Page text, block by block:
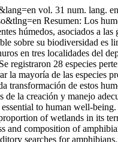
vol. 31 num. lang. en
Resumen: Los
húmedos, asociados a
sobre su biodiversidad es
en tres localidades del
registraron 28 especies
mayoría de las especies
de estos
la creación y manejo
to human well-
of wetlands in its
composition of
searches for